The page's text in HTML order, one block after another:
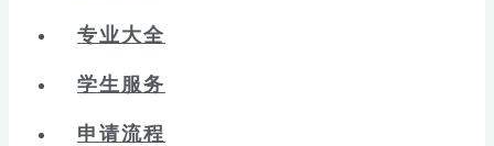
专业大全
学生服务
申请流程